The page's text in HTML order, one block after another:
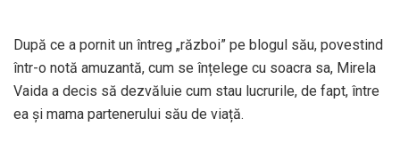
După ce a pornit un întreg „război” pe blogul său, povestind
într-o notă amuzantă, cum se înțelege cu soacra sa, Mirela
Vaida a decis să dezvăluie cum stau lucrurile, de fapt, între
ea și mama partenerului său de viață.